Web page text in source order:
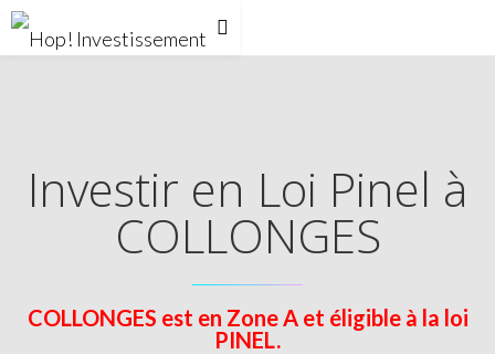
Investir en Loi Pinel à
COLLONGES
COLLONGES est en Zone A et éligible à la loi
PINEL.